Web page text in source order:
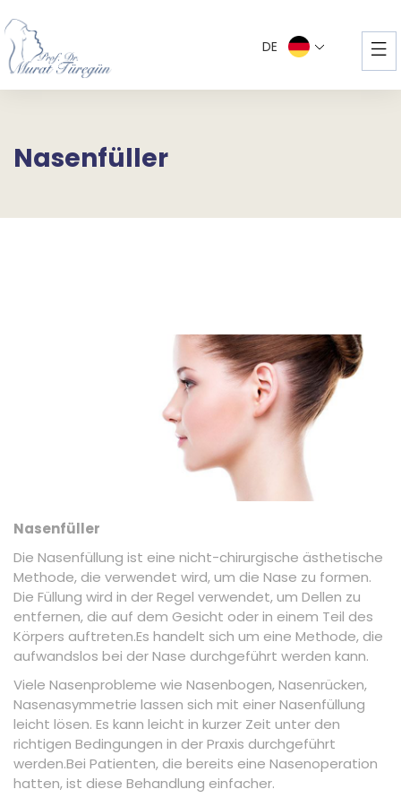
DE
Nasenfüller
Nasenfüller
Die Nasenfüllung ist eine nicht-chirurgische ästhetische
Methode, die verwendet wird, um die Nase zu formen.
Die Füllung wird in der Regel verwendet, um Dellen zu
entfernen, die auf dem Gesicht oder in einem Teil des
Körpers auftreten.Es handelt sich um eine Methode, die
aufwandslos bei der Nase durchgeführt werden kann.
Viele Nasenprobleme wie Nasenbogen, Nasenrücken,
Nasenasymmetrie lassen sich mit einer Nasenfüllung
leicht lösen. Es kann leicht in kurzer Zeit unter den
richtigen Bedingungen in der Praxis durchgeführt
werden.Bei Patienten, die bereits eine Nasenoperation
hatten, ist diese Behandlung einfacher.